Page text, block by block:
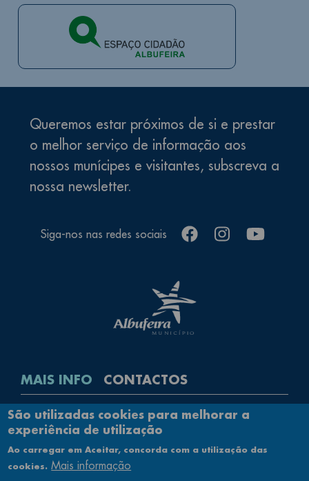
Queremos estar próximos de si e prestar
o melhor serviço de informação aos
nossos munícipes e visitantes, subscreva a
nossa newsletter.
Siga-nos nas redes sociais facebookinstagramyoutube
MAIS INFO CONTACTOS
Rodapé
Contactos
Política de Privacidade
Ficha Técnica
Mapa do Site
São utilizadas cookies para melhorar a
experiência de utilização
Ao carregar em Aceitar, concorda com a utilização das
cookies. Mais informação